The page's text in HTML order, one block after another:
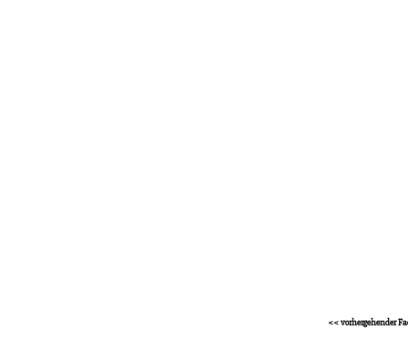
<< vorhergehender